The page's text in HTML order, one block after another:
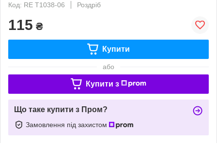
Код: RE T1038-06
Роздріб
115 ₴
Купити
або
Купити з
Що таке купити з Пром?
Замовлення під захистом